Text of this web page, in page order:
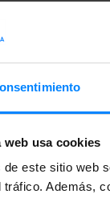
web usa cookies
de este sitio web
tráfico. Además,
Galartza
| +34 943 023